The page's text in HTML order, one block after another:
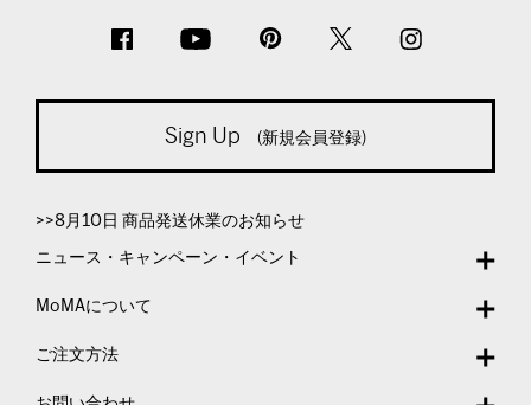
Sign Up (新規会員登録)
>>8月10日 商品発送休業のお知らせ
ニュース・キャンペーン・イベント
MoMAについて
ご注文方法